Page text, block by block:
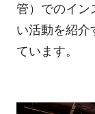
管）でのイン
い活動を紹介
ています。